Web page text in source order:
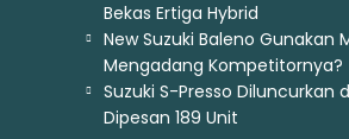
Bekas Ertiga Hybrid
New Suzuki Baleno Gunakan
Mengadang Kompetitornya?
Suzuki S-Presso Diluncurkan
Dipesan 189 Unit
Mulai :456.800.000